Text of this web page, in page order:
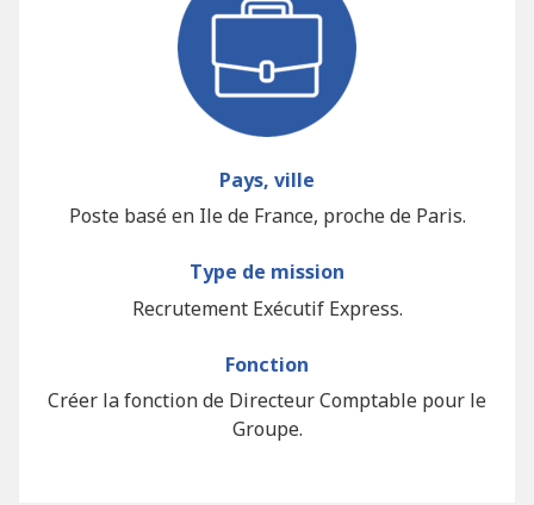
Pays, ville
Poste basé en Ile de France, proche de Paris.
Type de mission
Recrutement Exécutif Express.
Fonction
Créer la fonction de Directeur Comptable pour le
Groupe.